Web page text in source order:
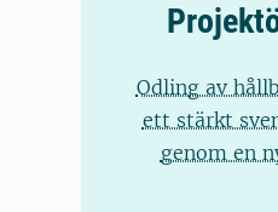
Odling av
ett stärkt
genom en